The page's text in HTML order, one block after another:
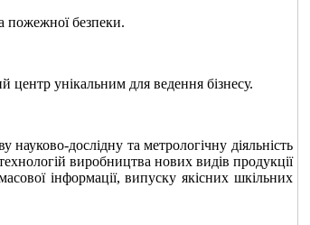
пожежної безпеки.
центр унікальним для ведення бізнесу.
дослідну та метрологічну діяльність
виробництва нових видів продукції
інформації, випуску якісних шкільних